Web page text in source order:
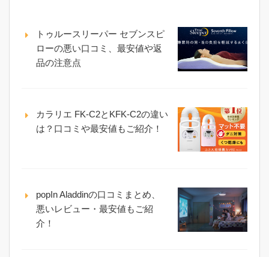
トゥルースリーパー セブンスピ
ローの悪い口コミ、最安値や返
品の注意点
カラリエ FK-C2とKFK-C2の違い
は？口コミや最安値もご紹介！
popIn Aladdinの口コミまとめ、
悪いレビュー・最安値もご紹
介！